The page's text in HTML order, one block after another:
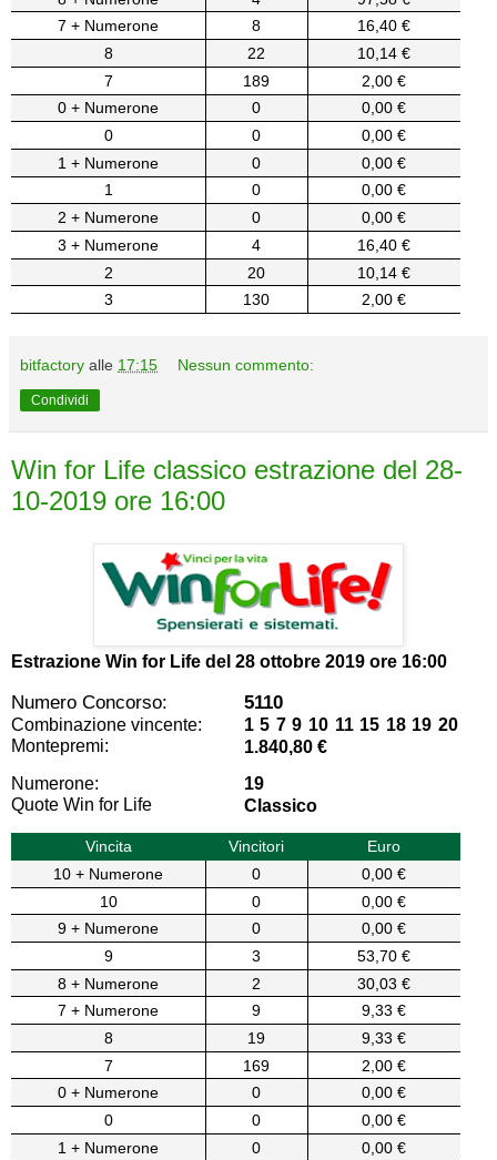
7 + Numerone
8
16,40 €
8
22
10,14 €
7
189
2,00 €
0 + Numerone
0
0,00 €
0
0
0,00 €
1 + Numerone
0
0,00 €
1
0
0,00 €
2 + Numerone
0
0,00 €
3 + Numerone
4
16,40 €
2
20
10,14 €
3
130 2,00 €
bitfactory alle 17:15 Nessun commento:
Condividi
Win for Life classico estrazione del 28-
10-2019 ore 16:00
Estrazione Win for Life del 28 ottobre 2019 ore 16:00
Numero Concorso: 5110
Combinazione vincente:
1 5 7 9 10 11 15 18 19 20
Montepremi:
1.840,80 €
Numerone:
19
Quote Win for Life
Classico
Vincita Vincitori
Euro
10 + Numerone
0
0,00 €
10
0
0,00 €
9 + Numerone
0
0,00 €
9
3
53,70 €
8 + Numerone
2
30,03 €
7 + Numerone
9
9,33 €
8
19
9,33 €
7
169
2,00 €
0 + Numerone
0
0,00 €
0
0
0,00 €
1 + Numerone
0
0,00 €